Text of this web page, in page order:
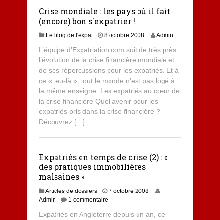
Crise mondiale : les pays où il fait
(encore) bon s'expatrier !
Le blog de l'expat 8 octobre 2008 Admin
L’équipe d’Expatriation.com suit de très près
l’évolution de la crise financière mondiale et
de ses répercussions pour les expatriés. Et à
ce « jeu-là », tout le monde n’est pas logé à
la même enseigne. Les expatriés au cœur de
la crise financière Quel avenir pour les
expatriés pris dans la crise financière ?
Découvrez […]
Expatriés en temps de crise (2) : «
des pratiques immobilières
malsaines »
Articles de dossiers 7 octobre 20088
i
Admin 1 commentaire
Expatriés en Angleterre depuis un an, ce